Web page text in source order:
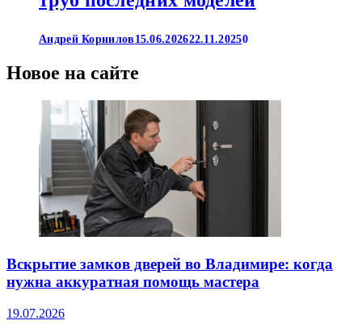
Андрей Корнилов 15.06.202622.11.20250
Новое на сайте
Вскрытие замков дверей во Владимире: когда
нужна аккуратная помощь мастера
19.07.2026